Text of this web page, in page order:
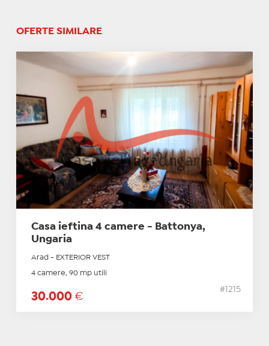
OFERTE SIMILARE
Casa ieftina 4 camere - Battonya,
Ungaria
Arad - EXTERIOR VEST
4 camere, 90 mp utili
30.000 €
#1215